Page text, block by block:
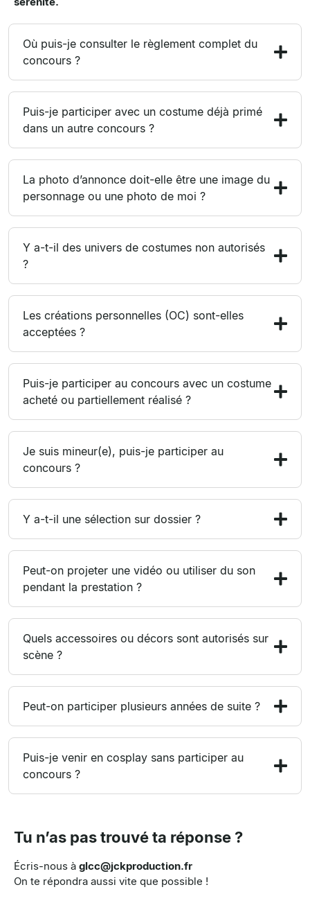
Où puis-je consulter le règlement complet du
concours ?
Puis-je participer avec un costume déjà primé
dans un autre concours ?
La photo d’annonce doit-elle être une image du
personnage ou une photo de moi ?
Y a-t-il des univers de costumes non autorisés
?
Les créations personnelles (OC) sont-elles
acceptées ?
Puis-je participer au concours avec un costume
acheté ou partiellement réalisé ?
Je suis mineur(e), puis-je participer au
concours ?
Y a-t-il une sélection sur dossier ?
Peut-on projeter une vidéo ou utiliser du son
pendant la prestation ?
Quels accessoires ou décors sont autorisés sur
scène ?
Peut-on participer plusieurs années de suite ?
Puis-je venir en cosplay sans participer au
concours ?
Tu n’as pas trouvé ta réponse ?
Écris-nous à glcc@jckproduction.fr
On te répondra aussi vite que possible !